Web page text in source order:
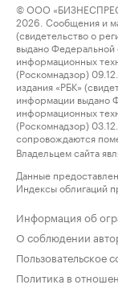
© ООО
2026. Сообщения и
(свидетельство о
выдано Федеральной
информационных
(Роскомнадзор)
издания «РБК»
информации выдано
информационных
(Роскомнадзор)
сопровождаются
Владельцем сайта
Данные
Индексы облигаций
Информация об
О соблюдении
Пользовательское
Политика в